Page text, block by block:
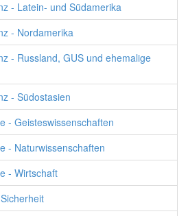
- Latein- und Südamerika
- Nordamerika
- Russland, GUS und ehemalige
- Südostasien
- Geisteswissenschaften
- Naturwissenschaften
- Wirtschaft